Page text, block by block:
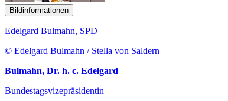
Bildinformationen
Edelgard Bulmahn, SPD
© Edelgard Bulmahn / Stella von Saldern
Bulmahn, Dr. h. c. Edelgard
Bundestagsvizepräsidentin